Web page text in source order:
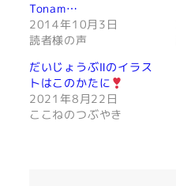
Tonam…
2014年10月3日
読者様の声
だいじょうぶⅡのイラス
トはこのかたに
2021年8月22日
ここねのつぶやき